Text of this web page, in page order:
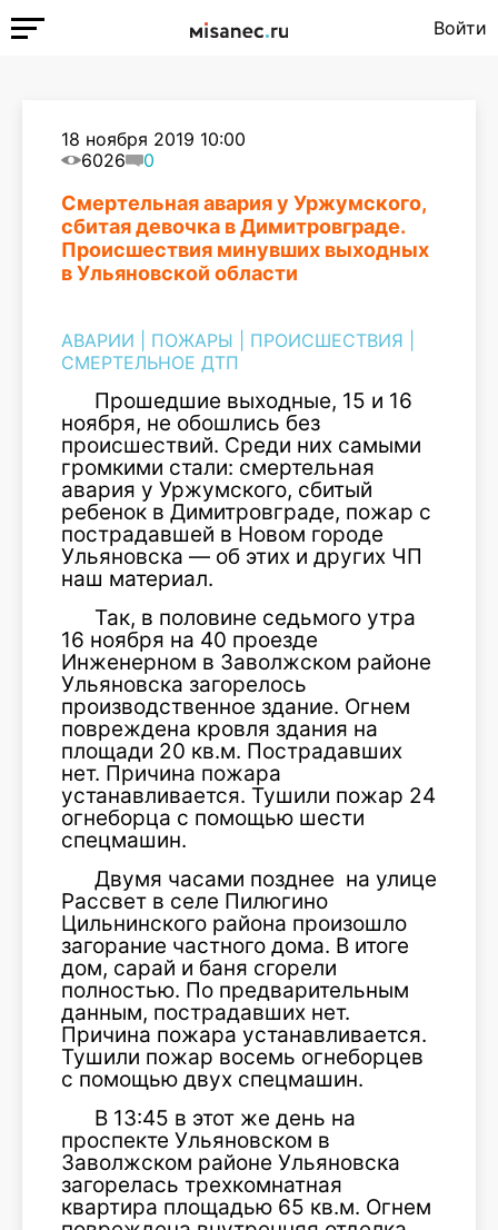
Войти
18 ноября 2019 10:00
6026
0
Смертельная авария у Уржумского,
сбитая девочка в Димитровграде.
Происшествия минувших выходных
в Ульяновской области
АВАРИИ ПОЖАРЫ ПРОИСШЕСТВИЯ
СМЕРТЕЛЬНОЕ ДТП
Прошедшие выходные, 15 и 16
ноября, не обошлись без
происшествий. Среди них самыми
громкими стали: смертельная
авария у Уржумского, сбитый
ребенок в Димитровграде, пожар с
пострадавшей в Новом городе
Ульяновска — об этих и других ЧП
наш материал.
Так, в половине седьмого утра
16 ноября на 40 проезде
Инженерном в Заволжском районе
Ульяновска загорелось
производственное здание. Огнем
повреждена кровля здания на
площади 20 кв.м. Пострадавших
нет. Причина пожара
устанавливается. Тушили пожар 24
огнеборца с помощью шести
спецмашин.
Двумя часами позднее на улице
Рассвет в селе Пилюгино
Цильнинского района произошло
загорание частного дома. В итоге
дом, сарай и баня сгорели
полностью. По предварительным
данным, пострадавших нет.
Причина пожара устанавливается.
Тушили пожар восемь огнеборцев
с помощью двух спецмашин.
В 13:45 в этот же день на
проспекте Ульяновском в
Заволжском районе Ульяновска
загорелась трехкомнатная
квартира площадью 65 кв.м. Огнем